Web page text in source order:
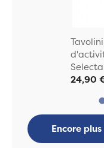
Selecta
24,90
Encore